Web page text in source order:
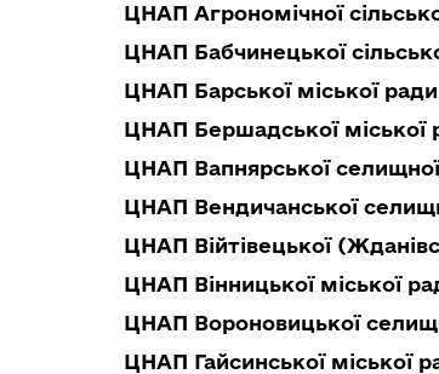
ЦНАП Агрономічної
ЦНАП Бабчинецької
ЦНАП Барської міської
ЦНАП Бершадської міської
ЦНАП Вапнярської
ЦНАП Вендичанської
ЦНАП Війтівецької
ЦНАП Вінницької міської
ЦНАП Вороновицької
ЦНАП Гайсинської міської